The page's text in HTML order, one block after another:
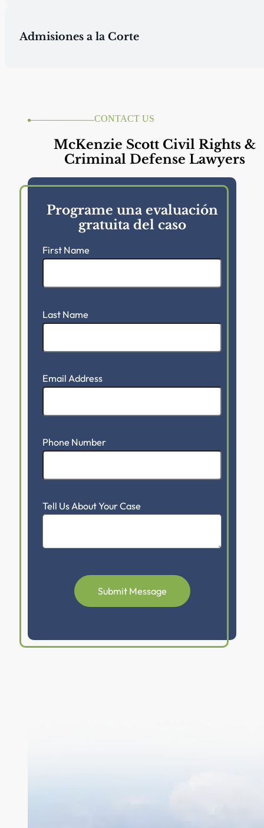
Admisiones a la Corte
CONTACT US
McKenzie Scott Civil Rights &
Criminal Defense Lawyers
Programe una evaluación
gratuita del caso
First Name
Last Name
Email Address
Phone Number
Tell Us About Your Case